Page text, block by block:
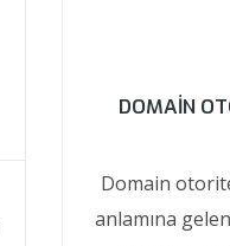
DOMAIN
Domain
anlamına